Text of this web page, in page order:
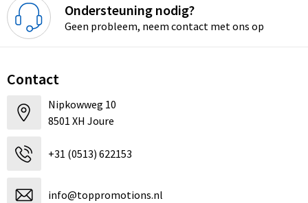
Ondersteuning nodig?
Geen probleem, neem contact met ons op
Contact
Nipkowweg 10
8501 XH Joure
+31 (0513) 622153
info@toppromotions.nl